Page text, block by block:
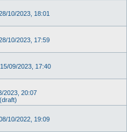
10/2023, 18:01
10/2023, 17:59
15/09/2023, 17:40
2023, 20:07
10/2022, 19:09